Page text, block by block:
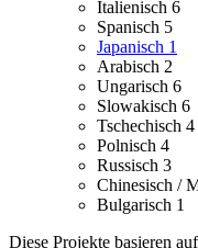
Italienisch 6
Spanisch 5
Japanisch 1
Arabisch 2
Ungarisch 6
Slowakisch 6
Tschechisch 4
Polnisch 4
Russisch 3
Chinesisch /
Bulgarisch 1
Diese Projekte basieren